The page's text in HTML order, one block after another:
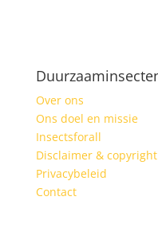
Over ons
Ons doel en missie
Insectsforall
Disclaimer & copyright
Privacybeleid
Contact